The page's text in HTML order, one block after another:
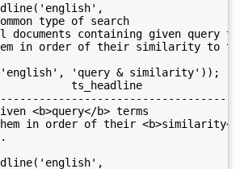
type of search
containing given query
in order of their similarity to
'query & similarity'));
ts_headline
<b>query</b> terms
in order of their <b>similarity</